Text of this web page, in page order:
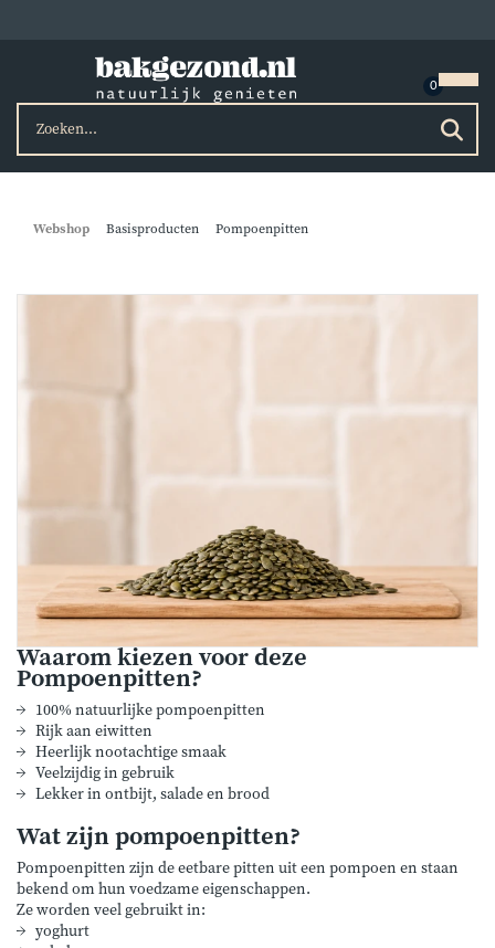
Webshop Basisproducten Pompoenpitten
Waarom kiezen voor deze
Pompoenpitten?
100% natuurlijke pompoenpitten
Rijk aan eiwitten
Heerlijk nootachtige smaak
Veelzijdig in gebruik
Lekker in ontbijt, salade en brood
Wat zijn pompoenpitten?
Pompoenpitten zijn de eetbare pitten uit een pompoen en staan
bekend om hun voedzame eigenschappen.
Ze worden veel gebruikt in:
yoghurt